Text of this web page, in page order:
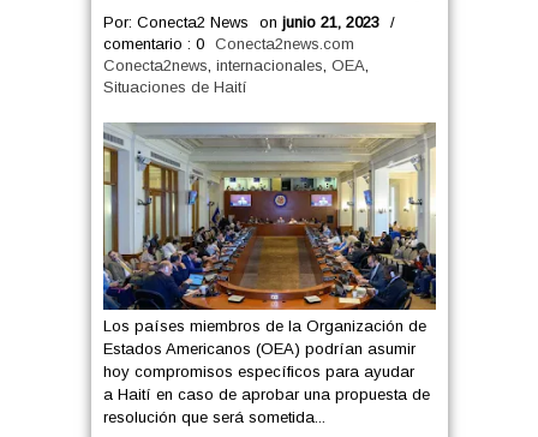
Por: Conecta2 News on junio 21, 2023
/
comentario : 0
Conecta2news.com
Conecta2news, internacionales, OEA,
Situaciones de Haití
Los países miembros de la Organización de
Estados Americanos (OEA) podrían asumir
hoy compromisos específicos para ayudar
a Haití en caso de aprobar una propuesta de
resolución que será sometida...